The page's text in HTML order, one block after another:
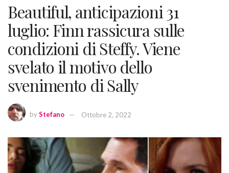
Beautiful, anticipazioni 31
luglio: Finn rassicura sulle
condizioni di Steffy. Viene
svelato il motivo dello
svenimento di Sally
byStefano Ottobre 2, 2022